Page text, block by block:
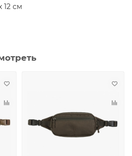
12 см